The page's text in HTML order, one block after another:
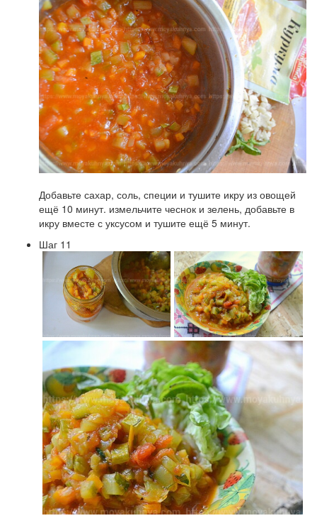
Добавьте сахар, соль, специи и тушите икру из овощей
ещё 10 минут. измельчите чеснок и зелень, добавьте в
икру вместе с уксусом и тушите ещё 5 минут.
Шаг 11